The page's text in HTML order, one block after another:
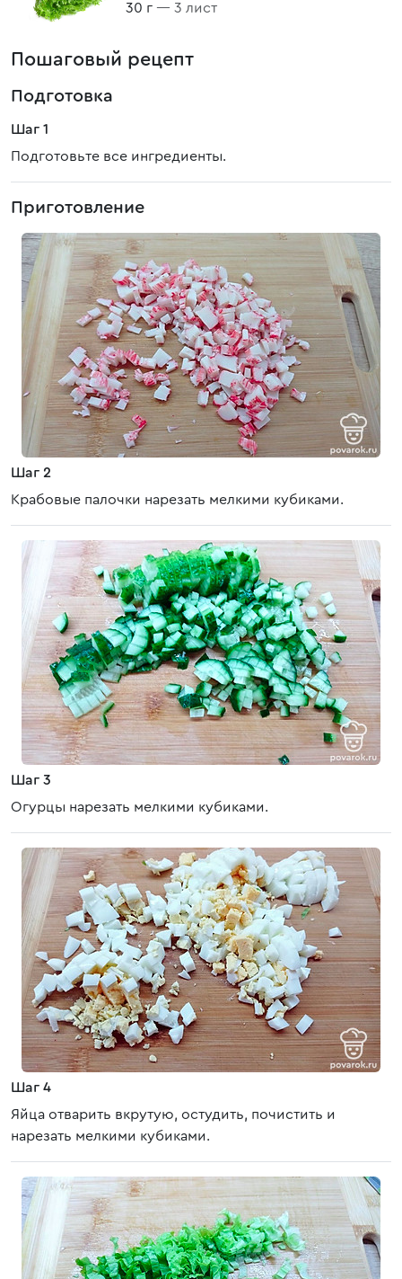
30 г — 3 лист
Пошаговый рецепт
Подготовка
Шаг 1
Подготовьте все ингредиенты.
Приготовление
Шаг 2
Крабовые палочки нарезать мелкими кубиками.
Шаг 3
Огурцы нарезать мелкими кубиками.
Шаг 4
Яйца отварить вкрутую, остудить, почистить и
нарезать мелкими кубиками.